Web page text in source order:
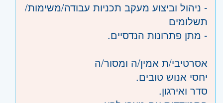
- ניהול וביצוע מעקב תכניות עבודה/משימות/
תשלומים
- מתן פתרונות הנדסיים.
אסרטיבי/ת אמין/ה ומסור/ה
יחסי אנוש טובים.
סדר ואירגון.